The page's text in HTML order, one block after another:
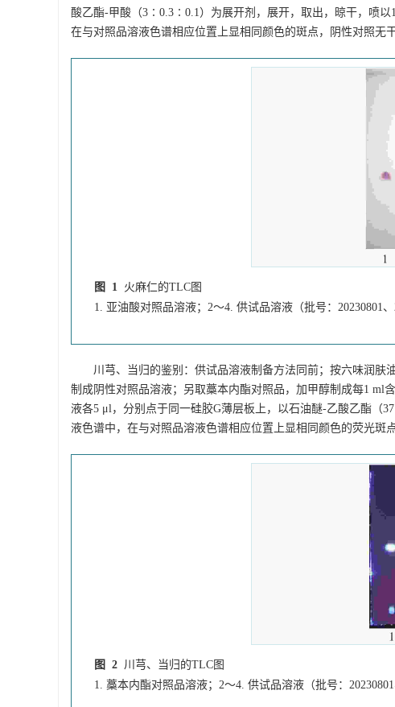
酸乙酯-甲酸（3∶0.3∶0.1）为展开剂，展开，取出，晾干，喷以
在与对照品溶液色谱相应位置上显相同颜色的斑点，阴性对照无
图 1
火麻仁的TLC图
1. 亚油酸对照品溶液；2～4. 供试品溶液（批号：20230801
川芎、当归的鉴别：供试品溶液制备方法同前；按六味润
制成阴性对照品溶液；另取藁本内酯对照品，加甲醇制成每1 ml
液各5 μl，分别点于同一硅胶G薄层板上，以石油醚-乙酸乙酯（
液色谱中，在与对照品溶液色谱相应位置上显相同颜色的荧光斑
图 2 川芎、当归的TLC图
1. 藁本内酯对照品溶液；2～4. 供试品溶液（批号：